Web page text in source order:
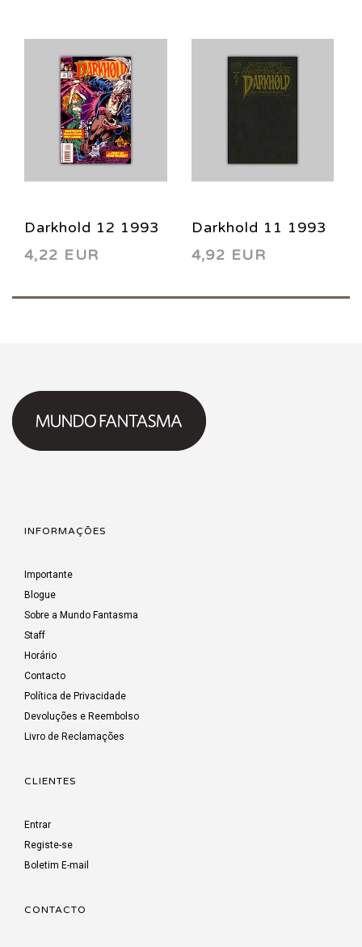
Darkhold 12 1993
4,22 EUR
Darkhold 11 1993
4,92 EUR
INFORMAÇÕES
Importante
Blogue
Sobre a Mundo Fantasma
Staff
Horário
Contacto
Política de Privacidade
Devoluções e Reembolso
Livro de Reclamações
CLIENTES
Entrar
Registe-se
Boletim E-mail
CONTACTO